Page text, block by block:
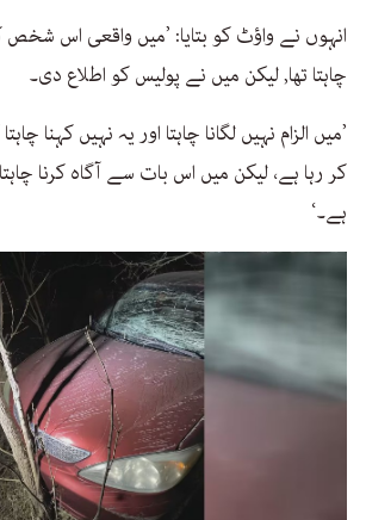
انہوں نے واؤٹ کو بتایا: ’میں واقعی اس شخص
چاہتا تھا, لیکن میں نے پولیس کو اطلاع دی۔
’میں الزام نہیں لگانا چاہتا اور یہ نہیں کہنا
کر رہا ہے، لیکن میں اس بات سے آگاہ کرنا
ہے۔‘